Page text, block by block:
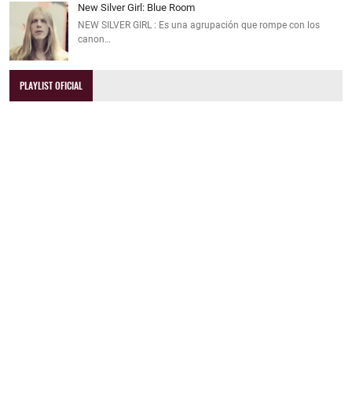
New Silver Girl: Blue Room
NEW SILVER GIRL : Es una agrupación que rompe con los
canon…
PLAYLIST OFICIAL